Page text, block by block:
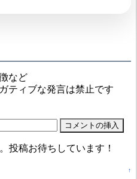
など
ティブな発言は禁止です
投稿お待ちしています！
↑